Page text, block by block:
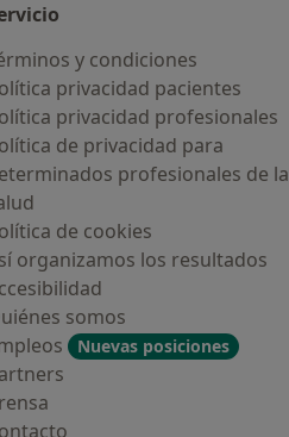
y condiciones
privacidad pacientes
privacidad profesionales
de privacidad para
profesionales de la
de cookies
organizamos los resultados
somos
Nuevas posiciones